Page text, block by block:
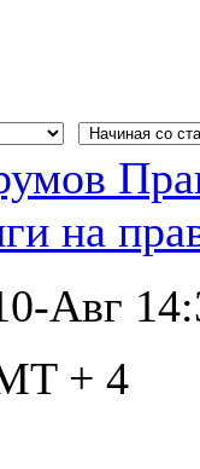
на
Авг
+ 4